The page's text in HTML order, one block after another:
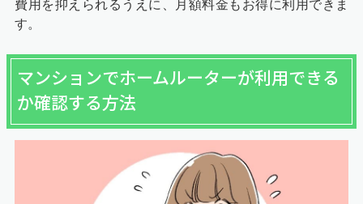
費用を抑えられるうえに、月額料金もお得に利用できま
す。
マンションでホームルーターが利用できる
か確認する方法